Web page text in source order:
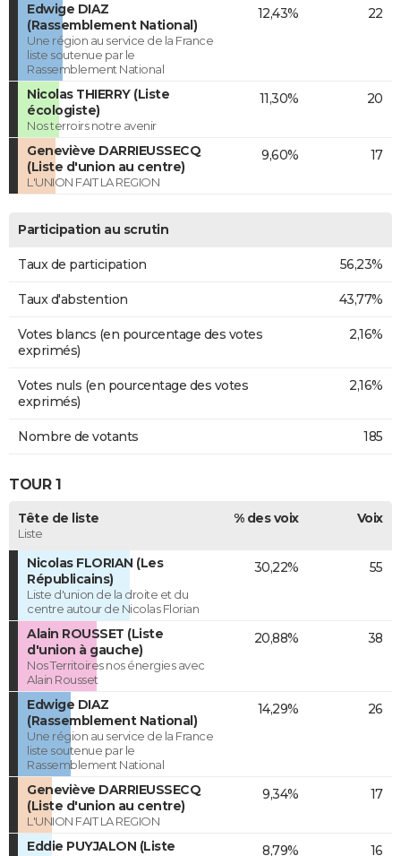
Edwige DIAZ
(Rassemblement National)
Une région au service de la France
liste soutenue par le
Rassemblement National
12,43% 22
Nicolas THIERRY (Liste
écologiste)
Nos terroirs notre avenir
11,30% 20
Geneviève DARRIEUSSECQ
(Liste d'union au centre)
L'UNION FAIT LA REGION
9,60% 17
Participation au scrutin
Taux de participation 56,23%
Taux d'abstention 43,77%
Votes blancs (en pourcentage des votes
exprimés)
2,16%
Votes nuls (en pourcentage des votes
exprimés)
2,16%
Nombre de votants 185
TOUR 1
Tête de liste
Liste
% des voix Voix
Nicolas FLORIAN (Les
Républicains)
Liste d'union de la droite et du
centre autour de Nicolas Florian
30,22% 55
Alain ROUSSET (Liste
d'union à gauche)
Nos Territoires nos énergies avec
Alain Rousset
20,88% 38
Edwige DIAZ
(Rassemblement National)
Une région au service de la France
liste soutenue par le
Rassemblement National
14,29% 26
Geneviève DARRIEUSSECQ
(Liste d'union au centre)
L'UNION FAIT LA REGION
9,34% 17
Eddie PUYJALON (Liste
8,79% 16